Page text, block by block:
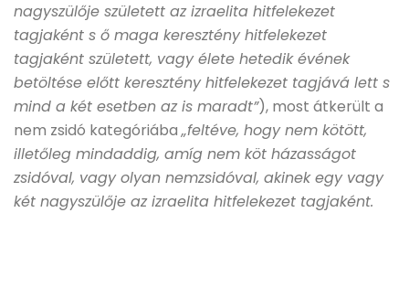
nagyszülője született az izraelita hitfelekezet
tagjaként s ő maga keresztény hitfelekezet
tagjaként született, vagy élete hetedik évének
betöltése előtt keresztény hitfelekezet tagjává lett s
mind a két esetben az is maradt”), most átkerült a
nem zsidó kategóriába„feltéve, hogy nem kötött,
illetőleg mindaddig, amíg nem köt házasságot
zsidóval, vagy olyan nemzsidóval, akinek egy vagy
két nagyszülője az izraelita hitfelekezet tagjaként.